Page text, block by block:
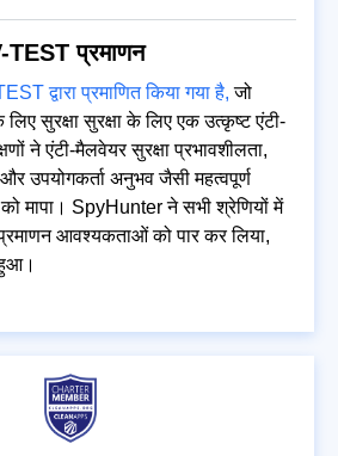
TEST प्रमाणन
द्वारा प्रमाणित किया गया है, जो
सुरक्षा सुरक्षा के लिए एक उत्कृष्ट एंटी-
ने एंटी-मैलवेयर सुरक्षा प्रभावशीलता,
उपयोगकर्ता अनुभव जैसी महत्वपूर्ण
को मापा। SpyHunter ने सभी श्रेणियों में
आवश्यकताओं को पार कर लिया,